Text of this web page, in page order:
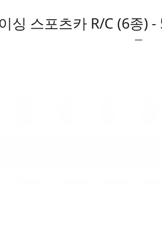
싱 스포츠카 R/C (6종)